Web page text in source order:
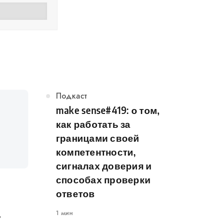
Категория
Подкаст
make sense#419: о том,
как работать за
границами своей
компетентности,
сигналах доверия и
способах проверки
ответов
1 мин